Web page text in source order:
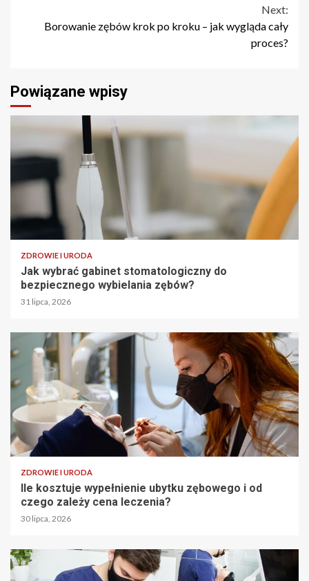
Next:
Borowanie zębów krok po kroku – jak wygląda cały
proces?
Powiązane wpisy
ZDROWIE I URODA
Jak wybrać gabinet stomatologiczny do
bezpiecznego wybielania zębów?
31 lipca, 2026
ZDROWIE I URODA
Ile kosztuje wypełnienie ubytku zębowego i od
czego zależy cena leczenia?
30 lipca, 2026